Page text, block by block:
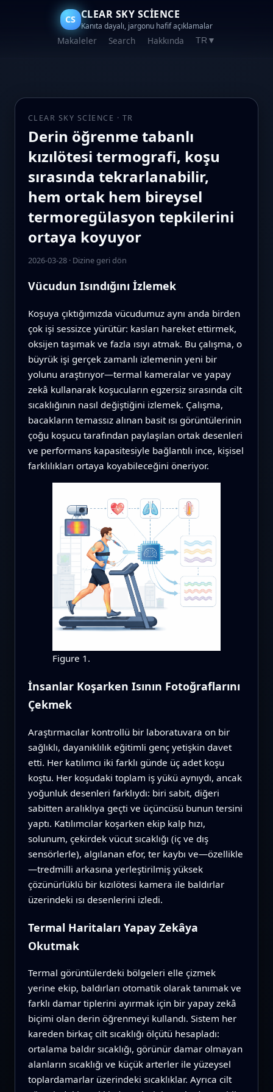
CS CLEAR SKY SCIENCE
Kanıta dayalı, jargonu hafif açıklamalar
Makaleler Search Hakkında TR ▼
CLEAR SKY SCIENCE · TR
Derin öğrenme tabanlı
kızılötesi termografi, koşu
sırasında tekrarlanabilir,
hem ortak hem bireysel
termoregülasyon tepkilerini
ortaya koyuyor
2026-03-28· Dizine geri dön
Vücudun Isındığını İzlemek
Koşuya çıktığımızda vücudumuz aynı anda birden
çok işi sessizce yürütür: kasları hareket ettirmek,
oksijen taşımak ve fazla ısıyı atmak. Bu çalışma, o
büyrük işi gerçek zamanlı izlemenin yeni bir
yolunu araştırıyor—termal kameralar ve yapay
zekâ kullanarak koşucuların egzersiz sırasında cilt
sıcaklığının nasıl değiştiğini izlemek. Çalışma,
bacakların temassız alınan basit ısı görüntülerinin
çoğu koşucu tarafından paylaşılan ortak desenleri
ve performans kapasitesiyle bağlantılı ince, kişisel
farklılıkları ortaya koyabileceğini öneriyor.
Figure 1.
İnsanlar Koşarken Isının Fotoğraflarını
Çekmek
Araştırmacılar kontrollü bir laboratuvara on bir
sağlıklı, dayanıklılık eğitimli genç yetişkin davet
etti. Her katılımcı iki farklı günde üç adet koşu
koştu. Her koşudaki toplam iş yükü aynıydı, ancak
yoğunluk desenleri farklıydı: biri sabit, diğeri
sabitten aralıklıya geçti ve üçüncüsü bunun tersini
yaptı. Katılımcılar koşarken ekip kalp hızı,
solunum, çekirdek vücut sıcaklığı (iç ve dış
sensörlerle), algılanan efor, ter kaybı ve—özellikle
—tredmilli arkasına yerleştirilmiş yüksek
çözünürlüklü bir kızılötesi kamera ile baldırlar
üzerindeki ısı desenlerini izledi.
Termal Haritaları Yapay Zekâya
Okutmak
Termal görüntülerdeki bölgeleri elle çizmek
yerine ekip, baldırları otomatik olarak tanımak ve
farklı damar tiplerini ayırmak için bir yapay zekâ
biçimi olan derin öğrenmeyi kullandı. Sistem her
kareden birkaç cilt sıcaklığı ölçütü hesapladı:
ortalama baldır sıcaklığı, görünür damar olmayan
alanların sıcaklığı ve küçük arterler ile yüzeysel
toplardamarlar üzerindeki sıcaklıklar. Ayrıca cilt